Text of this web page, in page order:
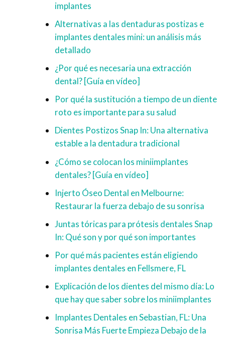
implantes
Alternativas a las dentaduras postizas e
implantes dentales mini: un análisis más
detallado
¿Por qué es necesaria una extracción
dental? [Guía en vídeo]
Por qué la sustitución a tiempo de un diente
roto es importante para su salud
Dientes Postizos Snap In: Una alternativa
estable a la dentadura tradicional
¿Cómo se colocan los miniimplantes
dentales? [Guía en vídeo]
Injerto Óseo Dental en Melbourne:
Restaurar la fuerza debajo de su sonrisa
Juntas tóricas para prótesis dentales Snap
In: Qué son y por qué son importantes
Por qué más pacientes están eligiendo
implantes dentales en Fellsmere, FL
Explicación de los dientes del mismo día: Lo
que hay que saber sobre los miniimplantes
Implantes Dentales en Sebastian, FL: Una
Sonrisa Más Fuerte Empieza Debajo de la